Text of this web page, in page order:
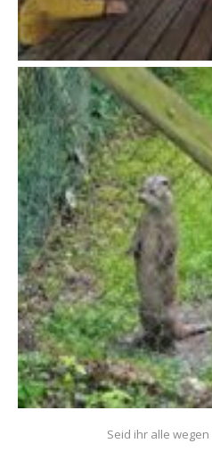
Seid ihr alle wegen